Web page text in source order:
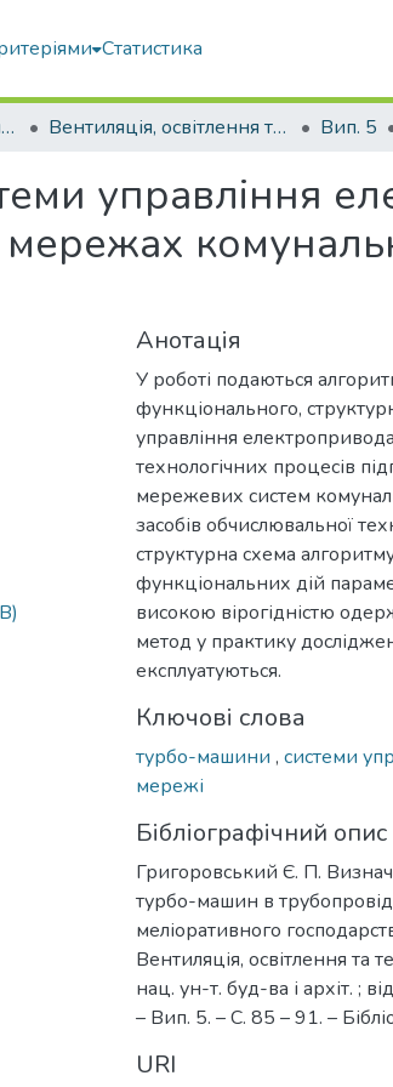
Статистика
Вибрані статті з наукових збірників КНУБА Вентиляція, освітлення та теплогазопостачання Вип. 5
управління
Анотація
У роботі подаються
функціонального,
управління
технологічних процесів
мережевих систем
засобів обчислювальної
структурна схема
функціональних дій
високою вірогідністю
метод у практику
експлуатуються.
Ключові слова
турбо-машини , системи
мережі
Бібліографічний опис
Григоровський Є. П.
турбо-машин в
меліоративного
Вентиляція, освітлення та
нац. ун-т. буд-ва і архіт. ;
– Вип. 5. – С. 85 – 91. –
URI